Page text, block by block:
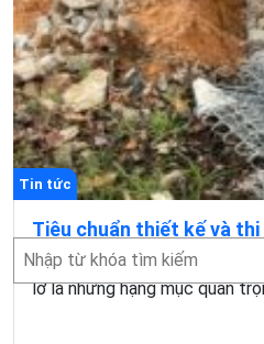
Tin tức
Tiêu chuẩn thiết kế và
Trong xây dựng, xử lý chênh
lở là những hạng mục quan
Tìm
kiếm